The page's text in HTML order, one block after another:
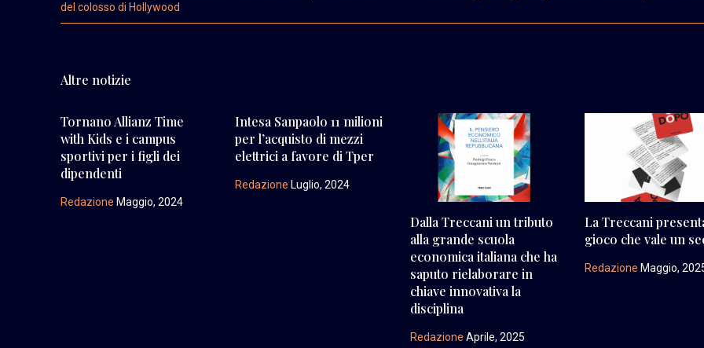
del colosso di Hollywood
Altre notizie
Tornano Allianz Time
with Kids e i campus
sportivi per i figli dei
dipendenti
Redazione Maggio, 2024
Intesa Sanpaolo 11 milioni
per l’acquisto di mezzi
elettrici a favore di Tper
Redazione Luglio, 2024
Dalla Treccani un tributo
alla grande scuola
economica italiana che ha
saputo rielaborare in
chiave innovativa la
disciplina
Redazione Aprile, 2025
La Treccani
gioco che vale un
Redazione Maggio,